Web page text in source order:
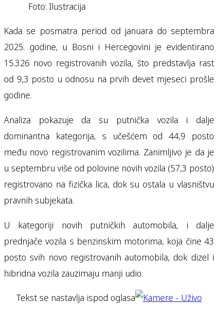
Foto: Ilustracija
Kada se posmatra period od januara do septembra
2025. godine, u Bosni i Hercegovini je evidentirano
15.326 novo registrovanih vozila, što predstavlja rast
od 9,3 posto u odnosu na prvih devet mjeseci prošle
godine.
Analiza pokazuje da su putnička vozila i dalje
dominantna kategorija, s učešćem od 44,9 posto
među novo registrovanim vozilima. Zanimljivo je da je
u septembru više od polovine novih vozila (57,3 posto)
registrovano na fizička lica, dok su ostala u vlasništvu
pravnih subjekata.
U kategoriji novih putničkih automobila, i dalje
prednjače vozila s benzinskim motorima, koja čine 43
posto svih novo registrovanih automobila, dok dizel i
hibridna vozila zauzimaju manji udio.
Tekst se nastavlja ispod oglasa